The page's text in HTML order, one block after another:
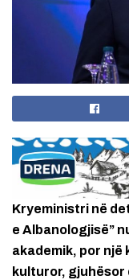
Kryeministri në
e Albanologjisë”
akademik, por
kulturor, gjuhësor